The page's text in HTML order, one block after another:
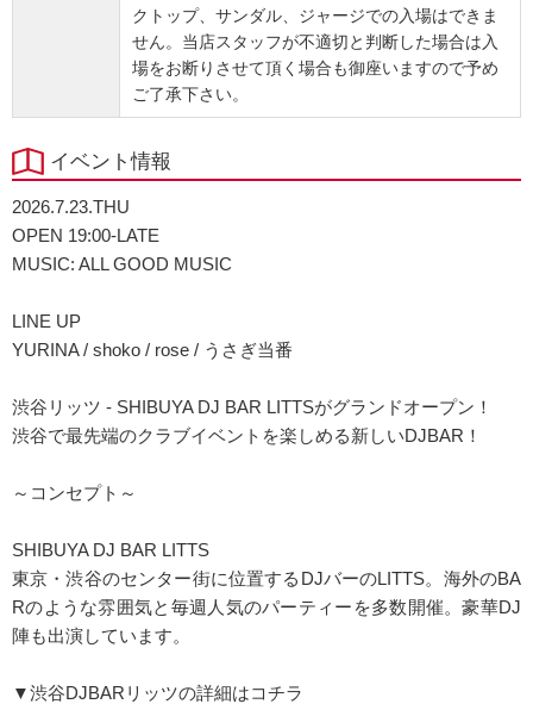
クトップ、サンダル、ジャージでの入場はできま
せん。当店スタッフが不適切と判断した場合は入
場をお断りさせて頂く場合も御座いますので予め
ご了承下さい。
イベント情報
2026.7.23.THU
OPEN 19:00-LATE
MUSIC: ALL GOOD MUSIC
LINE UP
YURINA / shoko / rose / うさぎ当番
渋谷リッツ - SHIBUYA DJ BAR LITTSがグランドオープン！
渋谷で最先端のクラブイベントを楽しめる新しいDJBAR！
～コンセプト～
SHIBUYA DJ BAR LITTS
東京・渋谷のセンター街に位置するDJバーのLITTS。海外のBA
Rのような雰囲気と毎週人気のパーティーを多数開催。豪華DJ
陣も出演しています。
▼渋谷DJBARリッツの詳細はコチラ